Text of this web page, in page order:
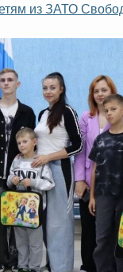
из ЗАТО